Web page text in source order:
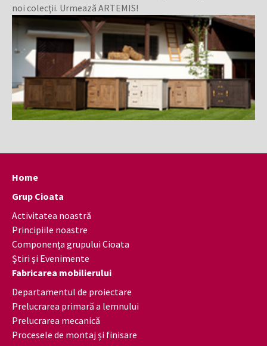
noi colecţii. Urmează ARTEMIS!
Home
Grup Cioata
Activitatea noastră
Principiile noastre
Componenţa grupului Cioata
Ştiri şi Evenimente
Fabricarea mobilierului
Departamentul de proiectare
Prelucrarea primară a lemnului
Prelucrarea mecanică
Procesele de montaj și finisare